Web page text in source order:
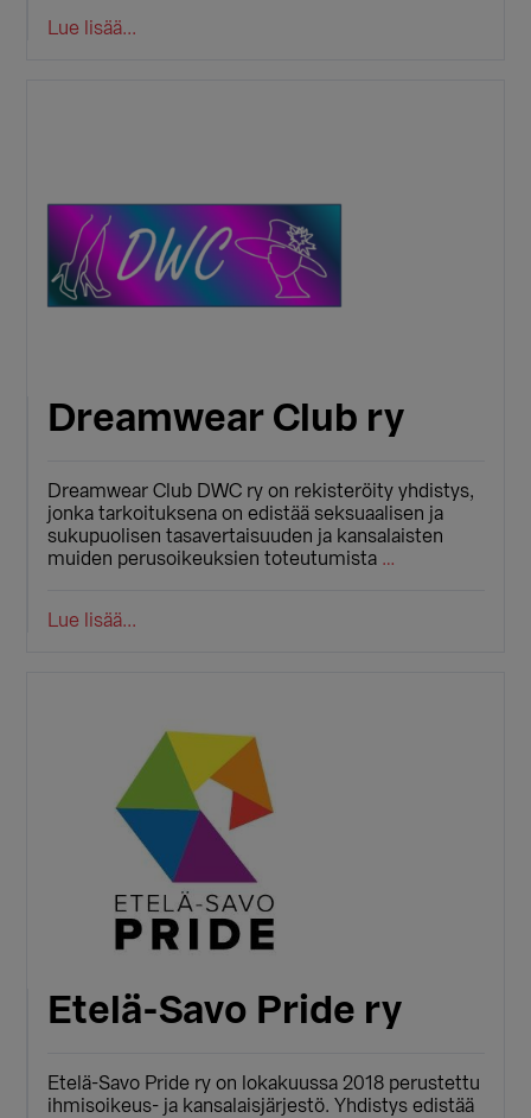
Lue lisää...
Dreamwear Club ry
Dreamwear Club DWC ry on rekisteröity yhdistys,
jonka tarkoituksena on edistää seksuaalisen ja
sukupuolisen tasavertaisuuden ja kansalaisten
muiden perusoikeuksien toteutumista …
Lue lisää...
Etelä-Savo Pride ry
Etelä-Savo Pride ry on lokakuussa 2018 perustettu
ihmisoikeus- ja kansalaisjärjestö. Yhdistys edistää